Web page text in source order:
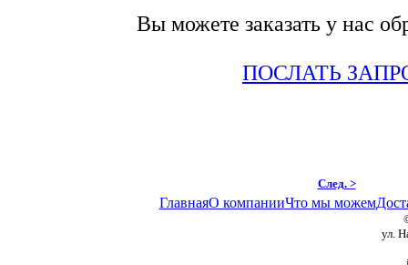
Вы можете заказать у нас
ПОСЛАТЬ
След. >
ГлавнаяО компанииЧто мы можем
ул.